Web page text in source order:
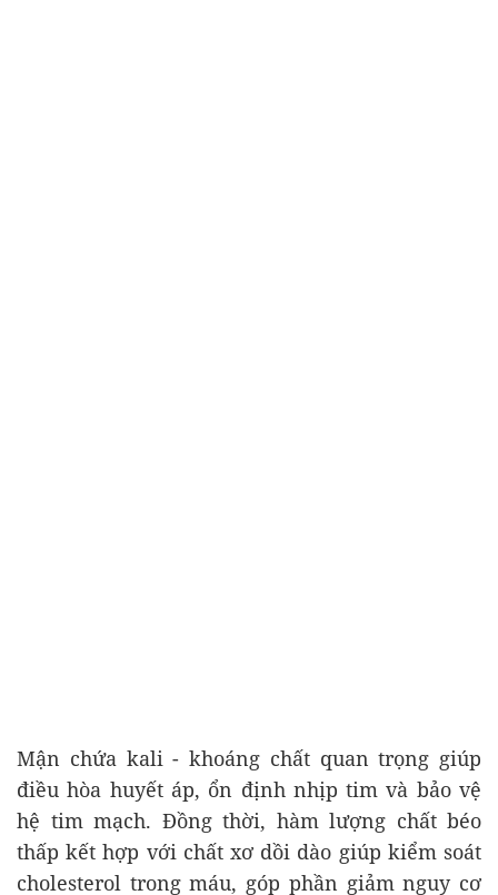
Mận chứa kali - khoáng chất quan trọng giúp
điều hòa huyết áp, ổn định nhịp tim và bảo vệ
hệ tim mạch. Đồng thời, hàm lượng chất béo
thấp kết hợp với chất xơ dồi dào giúp kiểm soát
cholesterol trong máu, góp phần giảm nguy cơ